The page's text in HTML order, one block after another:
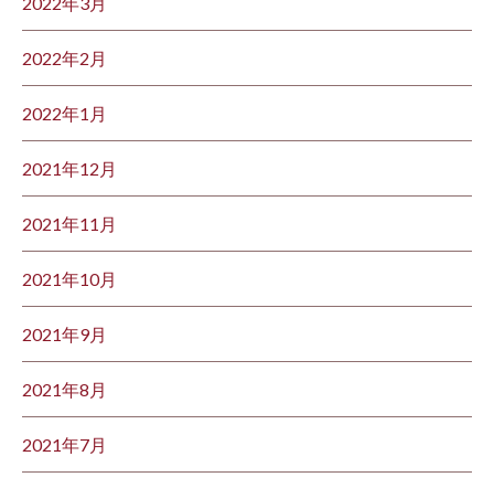
2022年2月
2022年1月
2021年12月
2021年11月
2021年10月
2021年9月
2021年8月
2021年7月